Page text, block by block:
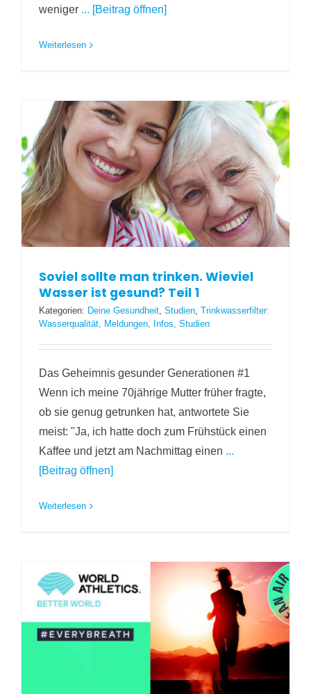
weniger ... [Beitrag öffnen]
Weiterlesen
Soviel sollte man trinken. Wieviel
Wasser ist gesund? Teil 1
Kategorien: Deine Gesundheit, Studien, Trinkwasserfilter:
Wasserqualität, Meldungen, Infos, Studien
Das Geheimnis gesunder Generationen #1
Wenn ich meine 70jährige Mutter früher fragte,
ob sie genug getrunken hat, antwortete Sie
meist: "Ja, ich hatte doch zum Frühstück einen
Kaffee und jetzt am Nachmittag einen ...
[Beitrag öffnen]
Weiterlesen